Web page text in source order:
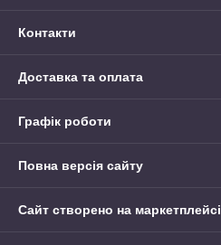
Контакти
Доставка та оплата
Графік роботи
Повна версія сайту
Сайт створено на маркетплейсі